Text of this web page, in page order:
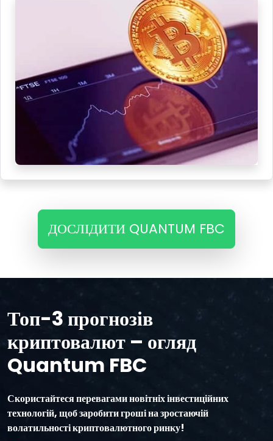
ДОСЛІДИТИ QUANTUM FBC
Топ-3 прогнозів
криптовалют – огляд
Quantum FBC
Скористайтеся перевагами новітніх інвестиційних
технологій, щоб заробити гроші на зростаючій
волатильності криптовалютного ринку!